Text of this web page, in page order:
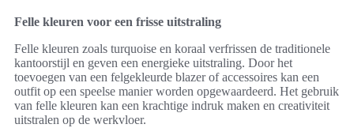
Felle kleuren voor een frisse uitstraling
Felle kleuren zoals turquoise en koraal verfrissen de traditionele
kantoorstijl en geven een energieke uitstraling. Door het
toevoegen van een felgekleurde blazer of accessoires kan een
outfit op een speelse manier worden opgewaardeerd. Het gebruik
van felle kleuren kan een krachtige indruk maken en creativiteit
uitstralen op de werkvloer.